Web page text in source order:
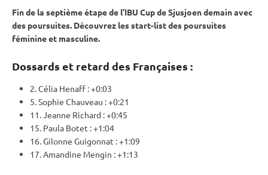
Fin de la septième étape de l’IBU Cupde Sjusjoen demain avec
des poursuites. Découvrez les start-list des poursuites
féminine et masculine.
Dossards et retard des Françaises :
2. Célia Henaff : +0:03
5. Sophie Chauveau : +0:21
11. Jeanne Richard : +0:45
15. Paula Botet : +1:04
16. Gilonne Guigonnat : +1:09
17. Amandine Mengin : +1:13